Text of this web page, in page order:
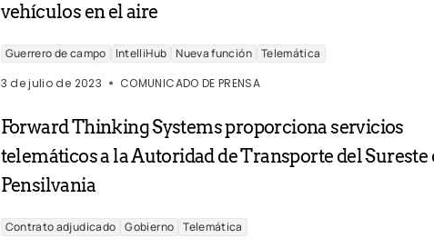
vehículos en el aire
Guerrero de campo IntelliHub Nueva función Telemática
3 de julio de 2023
COMUNICADO DE PRENSA
Forward Thinking Systems proporciona servicios
telemáticos a la Autoridad de Transporte del Sureste
Pensilvania
Contrato adjudicado Gobierno Telemática